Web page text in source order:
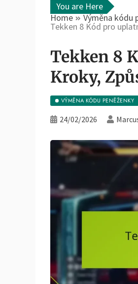
You are Here
Home
Výměna kódu
Tekken 8 Kód pro
Tekken 8
Kroky,
VÝMĚNA KÓDU PENĚŽENKY
24/02/2026